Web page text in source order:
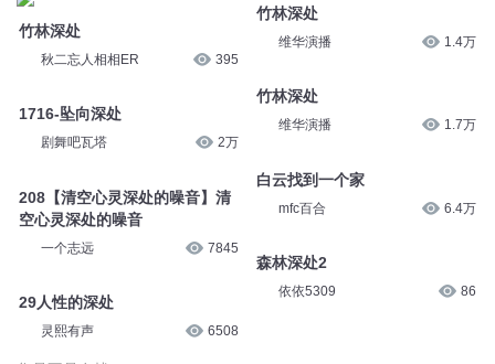
竹林深处
秋二忘人相相ER 395
1716-坠向深处
剧舞吧瓦塔 2万
208【清空心灵深处的噪音】清
空心灵深处的噪音
一个志远 7845
29人性的深处
灵熙有声 6508
竹林深处
维华演播 1.4万
竹林深处
维华演播 1.7万
白云找到一个家
mfc百合 6.4万
森林深处2
依依5309 86